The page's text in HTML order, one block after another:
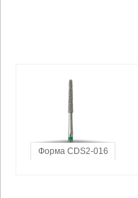
Форма CDS2-016